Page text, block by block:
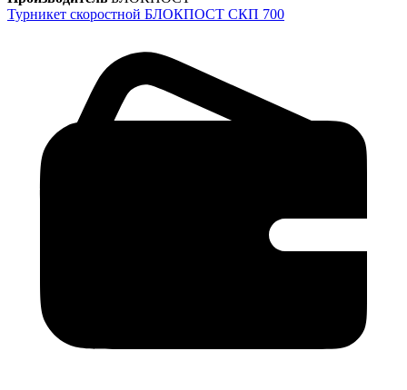
Турникет скоростной БЛОКПОСТ СКП 700